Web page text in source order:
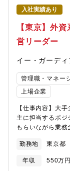
ー機能を活用し、
び業績の向上につ
す。＜顧客接点
を通じた顧客接
チ方法の検討・改
導・育成、業務品
向けた管理・改善
構築＜組織的成
する取り組みの
証と改善・チー
やりがい◎ 顧客
を起点に顧客満足
みが成果として
入社実績あり
【東京】外
営リーダー
イー・ガーデ
管理職・マネー
上場企業
【仕事内容】大
主に担当するポジ
もらいながら業
用割合（日本語6
イアントとの商
認・回答┗ クラ
勤務地 東京都
年収 550万